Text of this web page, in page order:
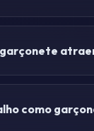
como